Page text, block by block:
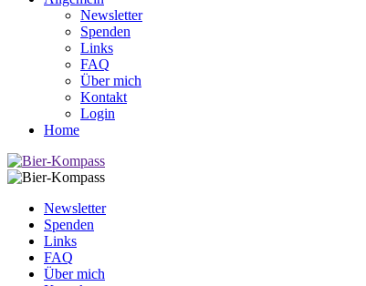
Newsletter
Spenden
Links
FAQ
Über mich
Kontakt
Login
Home
Newsletter
Spenden
Links
FAQ
Über mich